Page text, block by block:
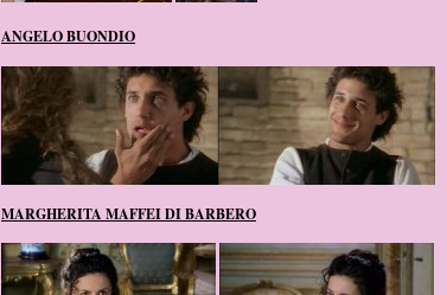
ANGELO BUONDIO
MARGHERITA MAFFEI DI BARBERO